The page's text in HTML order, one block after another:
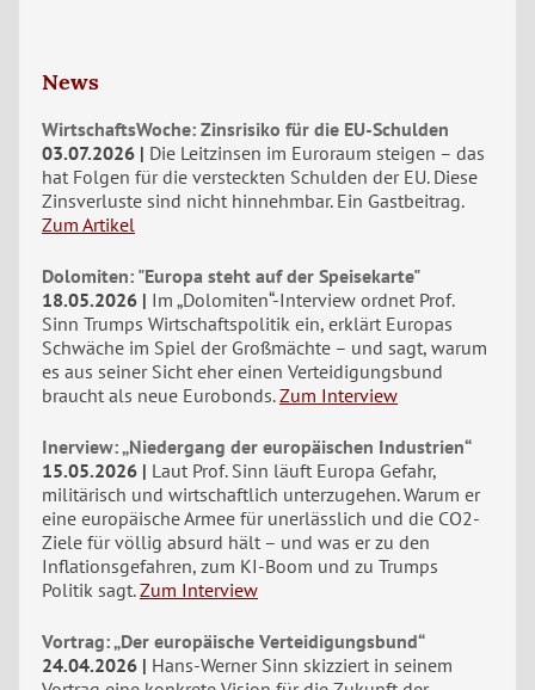
News
WirtschaftsWoche: Zinsrisiko für die EU-Schulden
03.07.2026
Die Leitzinsen im Euroraum steigen – das
hat Folgen für die versteckten Schulden der EU. Diese
Zinsverluste sind nicht hinnehmbar. Ein Gastbeitrag.
Zum Artikel
Dolomiten: "Europa steht auf der Speisekarte"
18.05.2026
Im „Dolomiten“-Interview ordnet Prof.
Sinn Trumps Wirtschaftspolitik ein, erklärt Europas
Schwäche im Spiel der Großmächte – und sagt, warum
es aus seiner Sicht eher einen Verteidigungsbund
braucht als neue Eurobonds. Zum Interview
Inerview: „Niedergang der europäischen Industrien“
15.05.2026
Laut Prof. Sinn läuft Europa Gefahr,
militärisch und wirtschaftlich unterzugehen. Warum er
eine europäische Armee für unerlässlich und die CO2-
Ziele für völlig absurd hält – und was er zu den
Inflationsgefahren, zum KI-Boom und zu Trumps
Politik sagt. Zum Interview
Vortrag: „Der europäische Verteidigungsbund“
24.04.2026
Hans-Werner Sinn skizziert in seinem